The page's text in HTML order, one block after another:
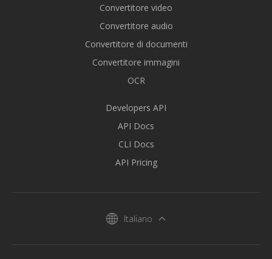
Convertitore video
Convertitore audio
Convertitore di documenti
Convertitore immagini
OCR
Developers API
API Docs
CLI Docs
API Pricing
Italiano